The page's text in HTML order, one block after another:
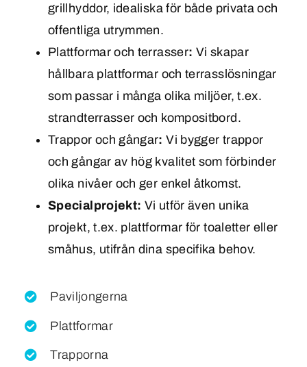
grillhyddor, idealiska för både privata och
offentliga utrymmen.
Plattformar och terrasser: Vi skapar
hållbara plattformar och terrasslösningar
som passar i många olika miljöer, t.ex.
strandterrasser och kompositbord.
Trappor och gångar: Vi bygger trappor
och gångar av hög kvalitet som förbinder
olika nivåer och ger enkel åtkomst.
Specialprojekt: Vi utför även unika
projekt, t.ex. plattformar för toaletter eller
småhus, utifrån dina specifika behov.
Paviljongerna
Plattformar
Trapporna